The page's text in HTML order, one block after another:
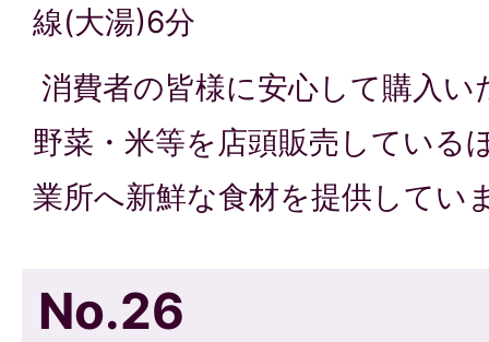
線(大湯)6分
消費者の皆様に安心して購入
野菜・米等を店頭販売している
業所へ新鮮な食材を提供してい
No.26